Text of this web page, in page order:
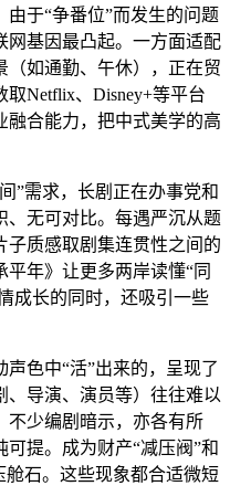
于“争番位”而发生的问题
网基因最凸起。一方面适配
（如通勤、午休），正在贸
Netflix、Disney+等平台
融合能力，把中式美学的高
需求，长剧正在办事党和
、无可对比。每遇严沉从题
子质感取剧集连贯性之间的
年》让更多两岸读懂“同
成长的同时，还吸引一些
色中“活”出来的，呈现了
、导演、演员等）往往难以
不少编剧暗示，亦各有所
提。成为财产“减压阀”和
舱石。这些现象都合适微短